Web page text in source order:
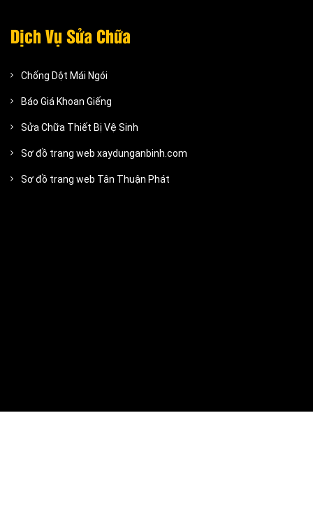
Dịch Vụ Sửa Chữa
Chống Dột Mái Ngói
Báo Giá Khoan Giếng
Sửa Chữa Thiết Bị Vệ Sinh
Sơ đồ trang web xaydunganbinh.com
Sơ đồ trang web Tân Thuận Phát